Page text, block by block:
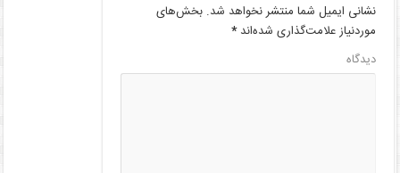
نشانی ایمیل شما منتشر نخواهد شد. بخش‌های
موردنیاز علامت‌گذاری شده‌اند*
دیدگاه